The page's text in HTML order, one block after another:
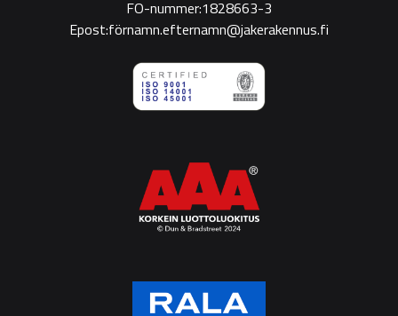
FO-nummer:1828663-3
Epost:förnamn.efternamn@jakerakennus.fi